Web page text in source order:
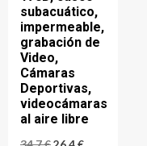
subacuático,
impermeable,
grabación de
Video,
Cámaras
Deportivas,
videocámaras
al aire libre